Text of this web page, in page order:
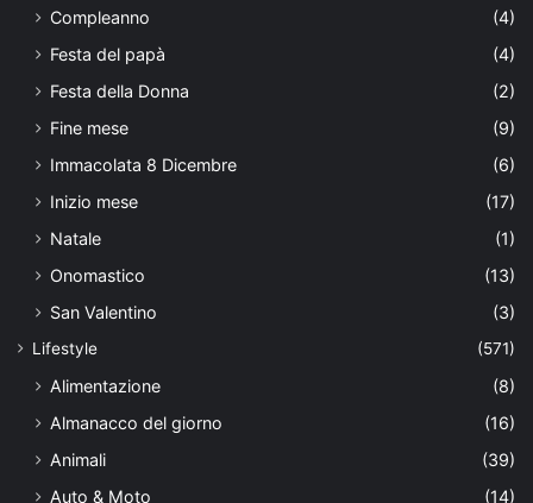
Compleanno
(4)
Festa del papà
(4)
Festa della Donna
(2)
Fine mese
(9)
Immacolata 8 Dicembre
(6)
Inizio mese
(17)
Natale
(1)
Onomastico
(13)
San Valentino
(3)
Lifestyle (571)
Alimentazione
(8)
Almanacco del giorno
(16)
Animali
(39)
Auto & Moto
(14)